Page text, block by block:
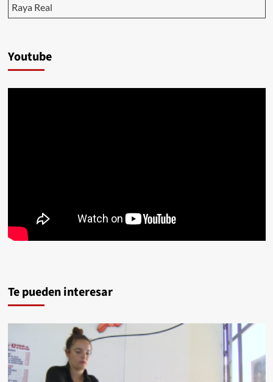
Raya Real
Youtube
Te pueden interesar